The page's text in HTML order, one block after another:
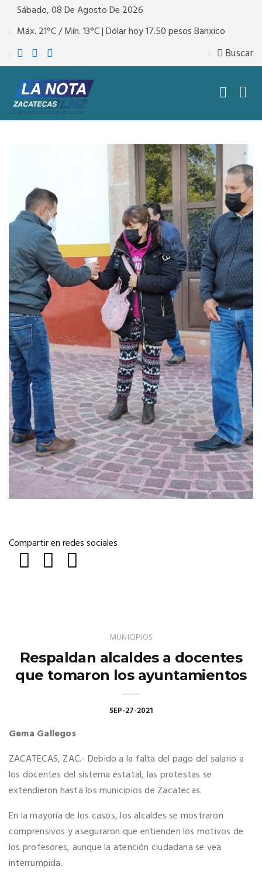
Sábado, 08 De Agosto De 2026
Máx. 21°C / Mín. 13°C | Dólar hoy 17.50 pesos Banxico
Buscar
Compartir en redes sociales
MUNICIPIOS
Respaldan alcaldes a docentes
que tomaron los ayuntamientos
SEP-27-2021
Gema Gallegos
ZACATECAS, ZAC.- Debido a la falta del pago del salario a
los docentes del sistema estatal, las protestas se
extendieron hasta los municipios de Zacatecas.
En la mayoría de los casos, los alcaldes se mostraron
comprensivos y aseguraron que entienden los motivos de
los profesores, aunque la atención ciudadana se vea
interrumpida.